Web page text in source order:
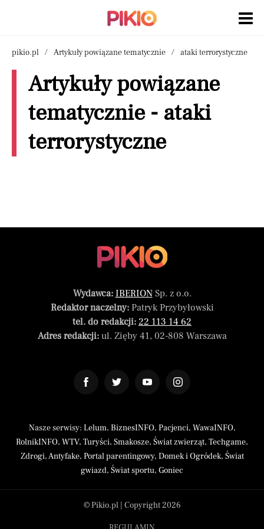
pikio.pl Artykuły powiązane tematycznie ataki terrorystyczne
Artykuły powiązane
tematycznie - ataki
terrorystyczne
Wydawca: IBERIONSp. z o.o.
Redaktor naczelny:Patryk Przybyłowski
tel. do redakcji: 22 113 14 62
Adres redakcji:ul. Zięby 41, 02-808 Warszawa
Nasze serwisy: Lelum, BiznesINFO, Pacjenci, WawaINFO,
RolnikINFO, WTV, Turyści, Smakosze, Świat zwierząt, Techgame,
Zdrogi,Antyfake, Portal parentingowy, Domek i Ogródek, Świat
gwiazd, Świat sportu, Goniec
© Pikio.pl | Copyright 2026